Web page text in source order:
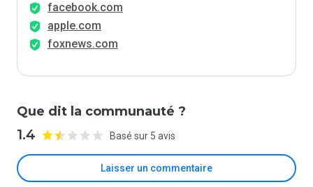
facebook.com
apple.com
foxnews.com
Que dit la communauté ?
1.4 Basé sur 5 avis
Laisser un commentaire